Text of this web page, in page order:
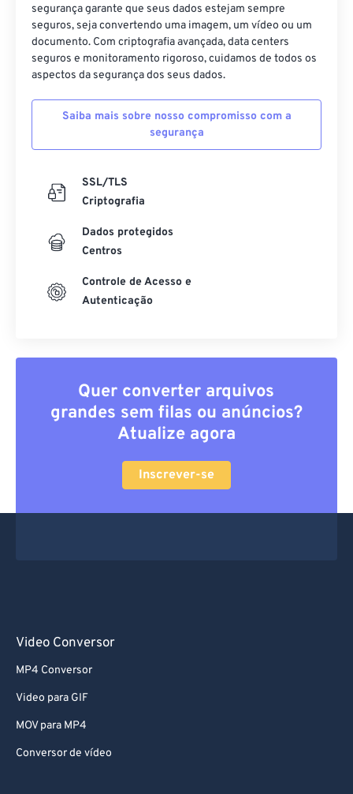
segurança garante que seus dados estejam sempre
seguros, seja convertendo uma imagem, um vídeo ou um
documento. Com criptografia avançada, data centers
seguros e monitoramento rigoroso, cuidamos de todos os
aspectos da segurança dos seus dados.
Saiba mais sobre nosso compromisso com a
segurança
SSL/TLS
Criptografia
Dados protegidos
Centros
Controle de Acesso e
Autenticação
Quer converter arquivos
grandes sem filas ou anúncios?
Atualize agora
Inscrever-se
Video Conversor
MP4 Conversor
Video para GIF
MOV para MP4
Conversor de vídeo